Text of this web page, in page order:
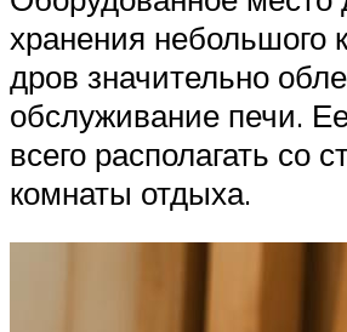
хранения небольшого
дров значительно
обслуживание печи.
всего располагать со
комнаты отдыха.